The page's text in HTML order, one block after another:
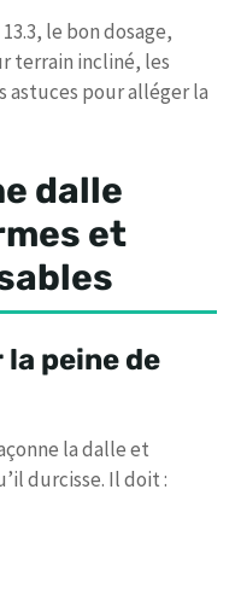
le bon dosage,
terrain incliné, les
pour alléger la
dalle
et
peine de
la dalle et
durcisse. Il doit :